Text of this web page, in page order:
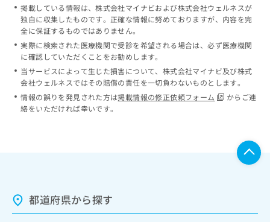
掲載している情報は、株式会社マイナビおよび株式会社ウェルネスが
独自に収集したものです。正確な情報に努めておりますが、内容を完
全に保証するものではありません。
実際に検索された医療機関で受診を希望される場合は、必ず医療機関
に確認していただくことをお勧めします。
当サービスによって生じた損害について、株式会社マイナビ及び株式
会社ウェルネスではその賠償の責任を一切負わないものとします。
情報の誤りを発見された方は掲載情報の修正依頼フォーム
からご連
絡をいただければ幸いです。
都道府県から探す